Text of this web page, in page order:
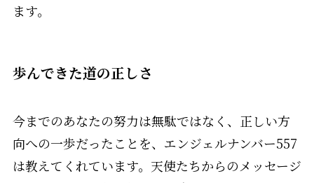
ます。
歩んできた道の正しさ
今までのあなたの努力は無駄ではなく、正しい方
向への一歩だったことを、エンジェルナンバー557
は教えてくれています。天使たちからのメッセージ